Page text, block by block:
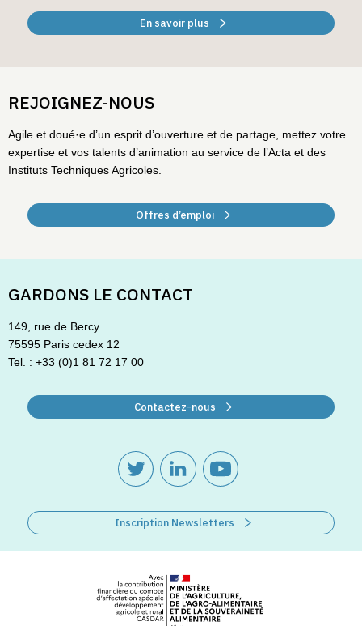
En savoir plus
REJOIGNEZ-NOUS
Agile et doué·e d’un esprit d’ouverture et de partage, mettez votre
expertise et vos talents d’animation au service de l’Acta et des
Instituts Techniques Agricoles.
Offres d’emploi
GARDONS LE CONTACT
149, rue de Bercy
75595 Paris cedex 12
Tel. : +33 (0)1 81 72 17 00
Contactez-nous
Inscription Newsletters